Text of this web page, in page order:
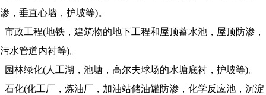
渗，垂直心墙，护坡等)。
市政工程(地铁，建筑物的地下工程和屋顶蓄水池，屋顶防渗，
污水管道内衬等)。
园林绿化(人工湖，池塘，高尔夫球场的水塘底衬，护坡等)。
石化(化工厂，炼油厂，加油站储油罐防渗，化学反应池，沉淀